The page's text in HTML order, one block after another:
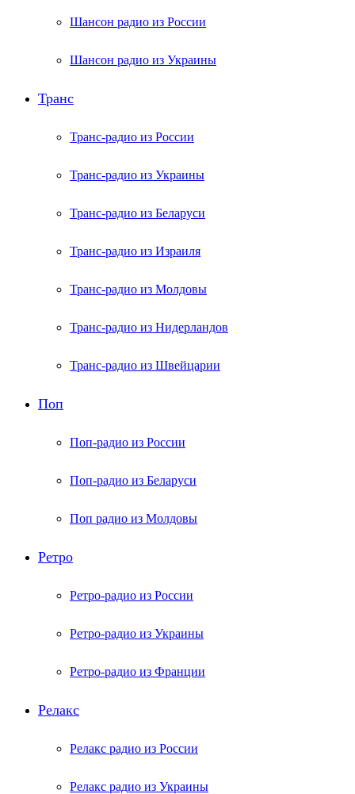
Шансон радио из России
Шансон радио из Украины
Транс
Транс-радио из России
Транс-радио из Украины
Транс-радио из Беларуси
Транс-радио из Израиля
Транс-радио из Молдовы
Транс-радио из Нидерландов
Транс-радио из Швейцарии
Поп
Поп-радио из России
Поп-радио из Беларуси
Поп радио из Молдовы
Ретро
Ретро-радио из России
Ретро-радио из Украины
Ретро-радио из Франции
Релакс
Релакс радио из России
Релакс радио из Украины